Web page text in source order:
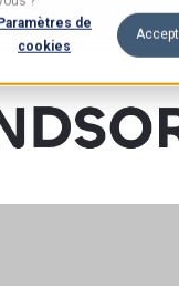
de
cookies